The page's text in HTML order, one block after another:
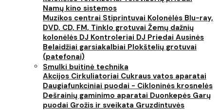
Namų kino sistemos
Muzikos centrai Stiprintuvai Kolonėlės Blu-ray,
DVD, CD, FM, Tinklo grotuvai Žemų dažnių
kolonėlės DJ Kontroleriai DJ Priedai Ausinės
Belaidžiai garsiakalbiai Plokštelių grotuvai
(patefonai)
Smulki buitinė technika
Akcijos Cirkuliatoriai Cukraus vatos aparatai
Daugiafunkciniai puodai - Cikloninės krosnelės
Dešrainių gaminimo aparatai Duonkepės Garų
puodai Grožis ir sveikata Gruzdintuvės